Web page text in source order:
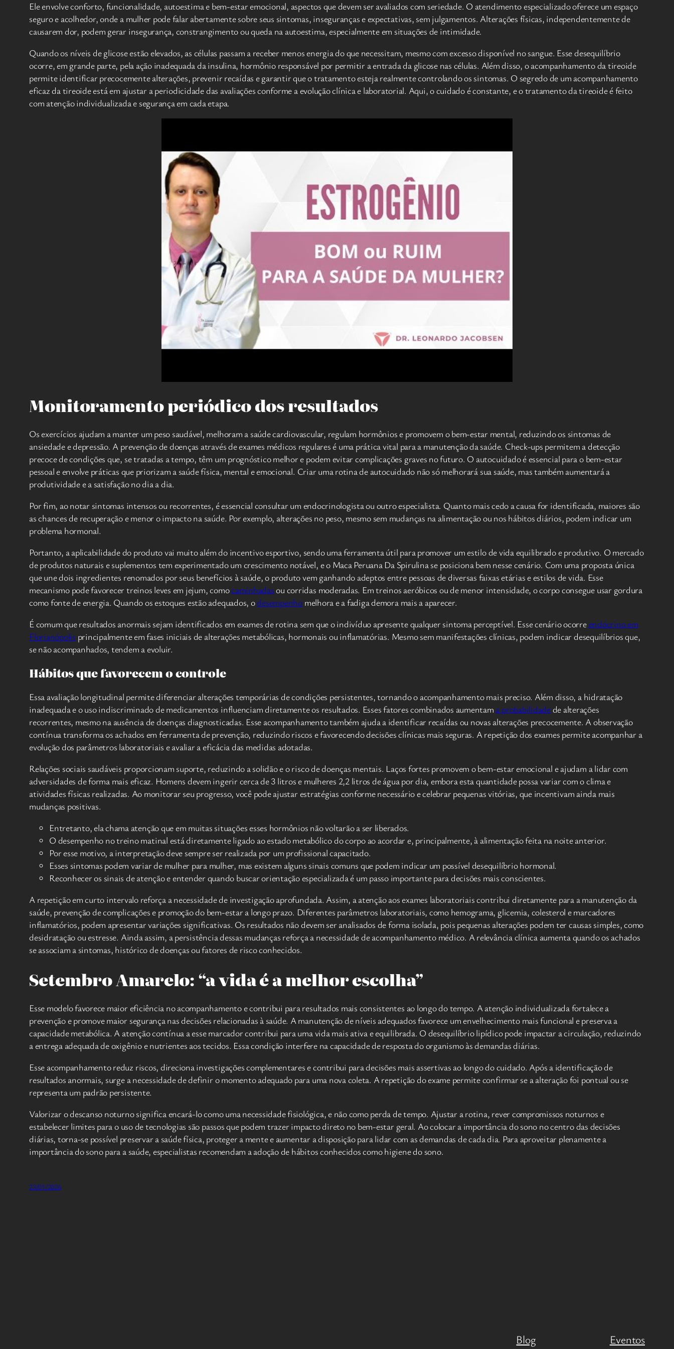
Ele envolve conforto, funcionalidade, autoestima e bem-estar emocional, aspectos que devem ser avaliados com seriedade. O atendimento especializado oferece um espaço
seguro e acolhedor, onde a mulher pode falar abertamente sobre seus sintomas, inseguranças e expectativas, sem julgamentos. Alterações físicas, independentemente de
causarem dor, podem gerar insegurança, constrangimento ou queda na autoestima, especialmente em situações de intimidade.
Quando os níveis de glicose estão elevados, as células passam a receber menos energia do que necessitam, mesmo com excesso disponível no sangue. Esse desequilíbrio
ocorre, em grande parte, pela ação inadequada da insulina, hormônio responsável por permitir a entrada da glicose nas células. Além disso, o acompanhamento da tireoide
permite identificar precocemente alterações, prevenir recaídas e garantir que o tratamento esteja realmente controlando os sintomas. O segredo de um acompanhamento
eficaz da tireoide está em ajustar a periodicidade das avaliações conforme a evolução clínica e laboratorial. Aqui, o cuidado é constante, e o tratamento da tireoide é feito
com atenção individualizada e segurança em cada etapa.
Monitoramento periódico dos resultados
Os exercícios ajudam a manter um peso saudável, melhoram a saúde cardiovascular, regulam hormônios e promovem o bem-estar mental, reduzindo os sintomas de
ansiedade e depressão. A prevenção de doenças através de exames médicos regulares é uma prática vital para a manutenção da saúde. Check-ups permitem a detecção
precoce de condições que, se tratadas a tempo, têm um prognóstico melhor e podem evitar complicações graves no futuro. O autocuidado é essencial para o bem-estar
pessoal e envolve práticas que priorizam a saúde física, mental e emocional. Criar uma rotina de autocuidado não só melhorará sua saúde, mas também aumentará a
produtividade e a satisfação no dia a dia.
Por fim, ao notar sintomas intensos ou recorrentes, é essencial consultar um endocrinologista ou outro especialista. Quanto mais cedo a causa for identificada, maiores são
as chances de recuperação e menor o impacto na saúde. Por exemplo, alterações no peso, mesmo sem mudanças na alimentação ou nos hábitos diários, podem indicar um
problema hormonal.
Portanto, a aplicabilidade do produto vai muito além do incentivo esportivo, sendo uma ferramenta útil para promover um estilo de vida equilibrado e produtivo. O mercado
de produtos naturais e suplementos tem experimentado um crescimento notável, e o Maca Peruana Da Spirulina se posiciona bem nesse cenário. Com uma proposta única
que une dois ingredientes renomados por seus benefícios à saúde, o produto vem ganhando adeptos entre pessoas de diversas faixas etárias e estilos de vida. Esse
mecanismo pode favorecer treinos leves em jejum, comocaminhadasou corridas moderadas. Em treinos aeróbicos ou de menor intensidade, o corpo consegue usar gordura
como fonte de energia. Quando os estoques estão adequados, odesempenhomelhora e a fadiga demora mais a aparecer.
É comum que resultados anormais sejam identificados em exames de rotina sem que o indivíduo apresente qualquer sintoma perceptível. Esse cenário ocorre endócrino em
Florianópolis principalmente em fases iniciais de alterações metabólicas, hormonais ou inflamatórias. Mesmo sem manifestações clínicas, podem indicar desequilíbrios que,
se não acompanhados, tendem a evoluir.
Hábitos que favorecem o controle
Essa avaliação longitudinal permite diferenciar alterações temporárias de condições persistentes, tornando o acompanhamento mais preciso. Além disso, a hidratação
inadequada e o uso indiscriminado de medicamentos influenciam diretamente os resultados. Esses fatores combinados aumentam a probabilidadede alterações
recorrentes, mesmo na ausência de doenças diagnosticadas. Esse acompanhamento também ajuda a identificar recaídas ou novas alterações precocemente. A observação
contínua transforma os achados em ferramenta de prevenção, reduzindo riscos e favorecendo decisões clínicas mais seguras. A repetição dos exames permite acompanhar a
evolução dos parâmetros laboratoriais e avaliar a eficácia das medidas adotadas.
Relações sociais saudáveis proporcionam suporte, reduzindo a solidão e o risco de doenças mentais. Laços fortes promovem o bem-estar emocional e ajudam a lidar com
adversidades de forma mais eficaz. Homens devem ingerir cerca de 3 litros e mulheres 2,2 litros de água por dia, embora esta quantidade possa variar com o clima e
atividades físicas realizadas. Ao monitorar seu progresso, você pode ajustar estratégias conforme necessário e celebrar pequenas vitórias, que incentivam ainda mais
mudanças positivas.
Entretanto, ela chama atenção que em muitas situações esses hormônios não voltarão a ser liberados.
O desempenho no treino matinal está diretamente ligado ao estado metabólico do corpo ao acordar e, principalmente, à alimentação feita na noite anterior.
Por esse motivo, a interpretação deve sempre ser realizada por um profissional capacitado.
Esses sintomas podem variar de mulher para mulher, mas existem alguns sinais comuns que podem indicar um possível desequilíbrio hormonal.
Reconhecer os sinais de atenção e entender quando buscar orientação especializada é um passo importante para decisões mais conscientes.
A repetição em curto intervalo reforça a necessidade de investigação aprofundada. Assim, a atenção aos exames laboratoriais contribui diretamente para a manutenção da
saúde, prevenção de complicações e promoção do bem-estar a longo prazo. Diferentes parâmetros laboratoriais, como hemograma, glicemia, colesterol e marcadores
inflamatórios, podem apresentar variações significativas. Os resultados não devem ser analisados de forma isolada, pois pequenas alterações podem ter causas simples, como
desidratação ou estresse. Ainda assim, a persistência dessas mudanças reforça a necessidade de acompanhamento médico. A relevância clínica aumenta quando os achados
se associam a sintomas, histórico de doenças ou fatores de risco conhecidos.
Setembro Amarelo: “a vida é a melhor escolha”
Esse modelo favorece maior eficiência no acompanhamento e contribui para resultados mais consistentes ao longo do tempo. A atenção individualizada fortalece a
prevenção e promove maior segurança nas decisões relacionadas à saúde. A manutenção de níveis adequados favorece um envelhecimento mais funcional e preserva a
capacidade metabólica. A atenção contínua a esse marcador contribui para uma vida mais ativa e equilibrada. O desequilíbrio lipídico pode impactar a circulação, reduzindo
a entrega adequada de oxigênio e nutrientes aos tecidos. Essa condição interfere na capacidade de resposta do organismo às demandas diárias.
Esse acompanhamento reduz riscos, direciona investigações complementares e contribui para decisões mais assertivas ao longo do cuidado. Após a identificação de
resultados anormais, surge a necessidade de definir o momento adequado para uma nova coleta. A repetição do exame permite confirmar se a alteração foi pontual ou se
representa um padrão persistente.
Valorizar o descanso noturno significa encará-lo como uma necessidade fisiológica, e não como perda de tempo. Ajustar a rotina, rever compromissos noturnos e
estabelecer limites para o uso de tecnologias são passos que podem trazer impacto direto no bem-estar geral. Ao colocar a importância do sono no centro das decisões
diárias, torna-se possível preservar a saúde física, proteger a mente e aumentar a disposição para lidar com as demandas de cada dia. Para aproveitar plenamente a
importância do sono para a saúde, especialistas recomendam a adoção de hábitos conhecidos como higiene do sono.
23/01/2026
Blog
Eventos